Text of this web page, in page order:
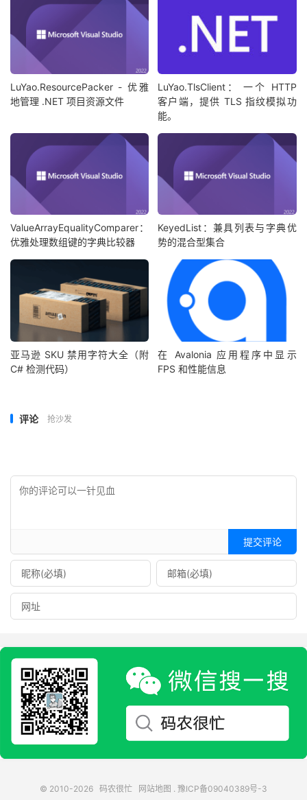
LuYao.ResourcePacker - 优雅
地管理 .NET 项目资源文件
LuYao.TlsClient： 一个 HTTP
客户端，提供 TLS 指纹模拟功
能。
ValueArrayEqualityComparer：
优雅处理数组键的字典比较器
KeyedList：兼具列表与字典优
势的混合型集合
亚马逊 SKU 禁用字符大全（附
C# 检测代码）
在 Avalonia 应用程序中显示
FPS 和性能信息
评论 抢沙发
提交评论
© 2010-2026 码农很忙 网站地图 . 豫ICP备09040389号-3